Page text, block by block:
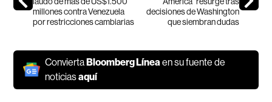
millones contra Venezuela
por restricciones cambiarias
decisiones de Washington
que siembran dudas
ConviertaBloomberg Línea en su fuente de
noticiasaquí